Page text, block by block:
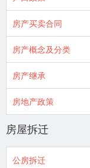
房产买卖合同
房产概念及分类
房产继承
房地产政策
房屋拆迁
公房拆迁